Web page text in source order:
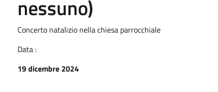
nessuno)
Concerto natalizio nella chiesa parrocchiale
Data :
19 dicembre 2024